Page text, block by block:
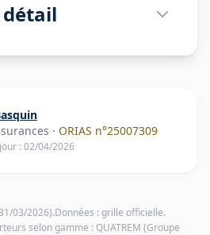
· ORIAS n°25007309
: 02/04/2026
03/2026).Données : grille officielle.
selon gamme : QUATREM (Groupe